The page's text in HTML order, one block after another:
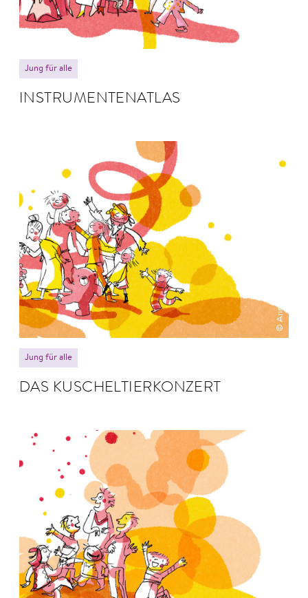
Jung für alle
INSTRU­MEN­TEN­ATLAS
© Anne Hofmann
Jung für alle
DAS KUSCHEL­TIER­KONZERT